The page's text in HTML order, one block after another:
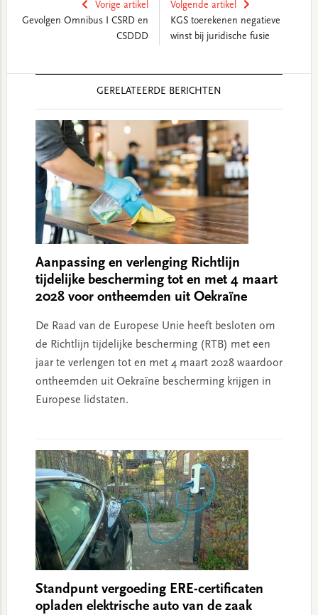
Vorige artikel
Gevolgen Omnibus I CSRD en
CSDDD
Volgende artikel
KGS toerekenen negatieve
winst bij juridische fusie
GERELATEERDE BERICHTEN
Aanpassing en verlenging Richtlijn
tijdelijke bescherming tot en met 4 maart
2028 voor ontheemden uit Oekraïne
De Raad van de Europese Unie heeft besloten om
de Richtlijn tijdelijke bescherming (RTB) met een
jaar te verlengen tot en met 4 maart 2028 waardoor
ontheemden uit Oekraïne bescherming krijgen in
Europese lidstaten.
Standpunt vergoeding ERE-certificaten
opladen elektrische auto van de zaak